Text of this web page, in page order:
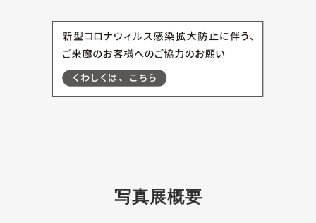
写真展概要